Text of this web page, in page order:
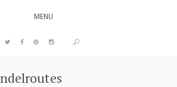
MENU